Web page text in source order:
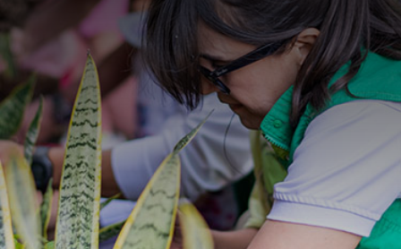
Quiénes somos
Qué hacemos
Programación
Trabaja con nosotros
Proveedores